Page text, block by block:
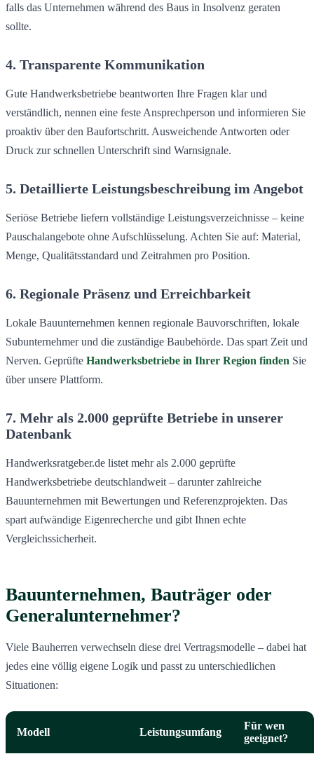
falls das Unternehmen während des Baus in Insolvenz geraten
sollte.
4. Transparente Kommunikation
Gute Handwerksbetriebe beantworten Ihre Fragen klar und
verständlich, nennen eine feste Ansprechperson und informieren Sie
proaktiv über den Baufortschritt. Ausweichende Antworten oder
Druck zur schnellen Unterschrift sind Warnsignale.
5. Detaillierte Leistungsbeschreibung im Angebot
Seriöse Betriebe liefern vollständige Leistungsverzeichnisse – keine
Pauschalangebote ohne Aufschlüsselung. Achten Sie auf: Material,
Menge, Qualitätsstandard und Zeitrahmen pro Position.
6. Regionale Präsenz und Erreichbarkeit
Lokale Bauunternehmen kennen regionale Bauvorschriften, lokale
Subunternehmer und die zuständige Baubehörde. Das spart Zeit und
Nerven. Geprüfte Handwerksbetriebe in Ihrer Region finden Sie
über unsere Plattform.
7. Mehr als 2.000 geprüfte Betriebe in unserer
Datenbank
Handwerksratgeber.de listet mehr als 2.000 geprüfte
Handwerksbetriebe deutschlandweit – darunter zahlreiche
Bauunternehmen mit Bewertungen und Referenzprojekten. Das
spart aufwändige Eigenrecherche und gibt Ihnen echte
Vergleichssicherheit.
Bauunternehmen, Bauträger oder
Generalunternehmer?
Viele Bauherren verwechseln diese drei Vertragsmodelle – dabei hat
jedes eine völlig eigene Logik und passt zu unterschiedlichen
Situationen:
Modell Leistungsumfang
Für wen
geeignet?